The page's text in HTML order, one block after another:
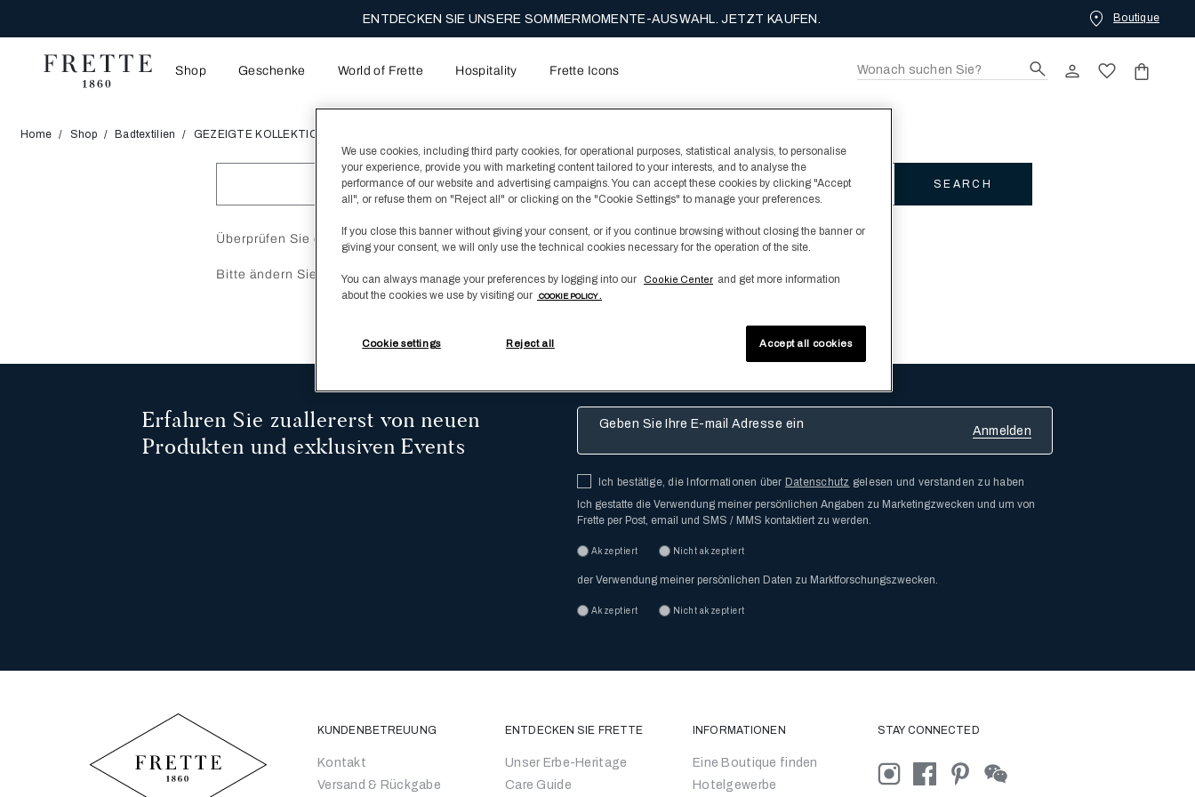
ENTDECKEN SIE UNSERE SOMMERMOMENTE-AUSWAHL. JETZT KAUFEN. Boutique
Shop Geschenke World of Frette Hospitality Frette Icons
Home Shop Badtextilien GEZEIGTE KOLLEKTIONEN
SEARCH
Überprüfen Sie die Rechtschreibung
Bitte ändern Sie Ihre Suchanfrage.
Erfahren Sie zuallererst von neuen
Produkten und exklusiven Events
Geben Sie Ihre E-mail Adresse ein
Ich bestätige, die Informationen über Datenschutz gelesen und verstanden zu haben
Ich gestatte die Verwendung meiner persönlichen Angaben zu Marketingzwecken und um von
Frette per Post, email und SMS / MMS kontaktiert zu werden.
Akzeptiert Nicht akzeptiert
der Verwendung meiner persönlichen Daten zu Marktforschungszwecken.
Akzeptiert Nicht akzeptiert
KUNDENBETREUUNG
Kontakt
Versand & Rückgabe
ENTDECKEN SIE FRETTE
Unser Erbe-Heritage
Care Guide
INFORMATIONEN
Eine Boutique finden
Hotelgewerbe
STAY CONNECTED
We use cookies, including third party cookies, for operational purposes, statistical analysis, to personalise
your experience, provide you with marketing content tailored to your interests, and to analyse the
performance of our website and advertising campaigns. You can accept these cookies by clicking "Accept
all", or refuse them on "Reject all" or clicking on the "Cookie Settings" to manage your preferences.
If you close this banner without giving your consent, or if you continue browsing without closing the banner or
giving your consent, we will only use the technical cookies necessary for the operation of the site.
You can always manage your preferences by logging into our Cookie Center and get more information
about the cookies we use by visiting our
COOKIE POLICY .
Cookie settings Reject all Accept all cookies